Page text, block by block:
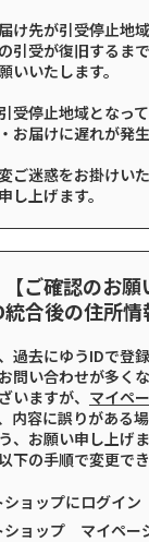
け先が引受停止地
引受が復旧するま
いいたします。
受停止地域となっ
お届けに遅れが発生
ご迷惑をお掛けい
し上げます。
【ご確認のお願
合後の住所情
過去にゆうIDで登
問い合わせが多くな
いますが、 マイペ
内容に誤りがある
、お願い申し上げま
下の手順で変更でき
ョップにログイン
ョップ マイペー